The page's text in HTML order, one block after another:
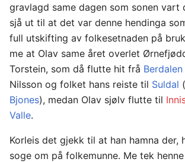
gravlagd same dagen som sonen vart
sjå ut til at det var denne hendinga
full utskifting av folkesetnaden på
me at Olav same året overlet
Torstein, som då flutte hit frå
Nilsson og folket hans reiste til Suldal
Bjones), medan Olav sjølv flutte til
Valle.
Korleis det gjekk til at han hamna der,
soge om på folkemunne. Me tek